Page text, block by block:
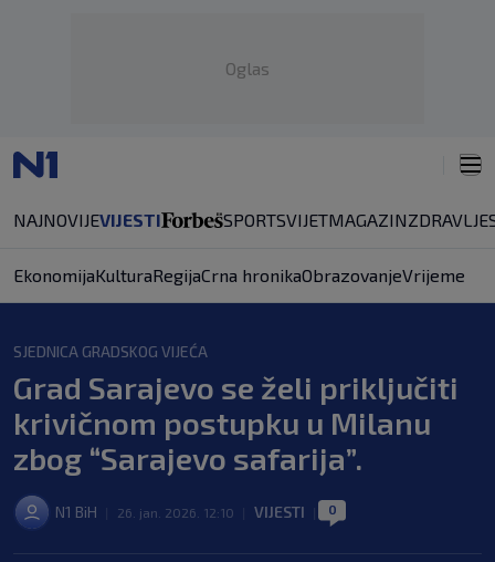
Oglas
NAJNOVIJEVIJESTI SPORTSVIJETMAGAZINZDRAVLJE
EkonomijaKulturaRegijaCrna hronikaObrazovanjeVrijeme
SJEDNICA GRADSKOG VIJEĆA
Grad Sarajevo se želi priključiti
krivičnom postupku u Milanu
zbog “Sarajevo safarija”.
N1 BiH 26. jan. 2026. 12:10 VIJESTI 0